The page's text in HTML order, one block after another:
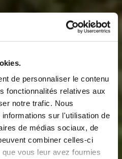
de personnaliser le contenu
fonctionnalités relatives aux
notre trafic. Nous
sur l'utilisation de
de médias sociaux, de
combiner celles-ci
vous leur avez fournies
op pad